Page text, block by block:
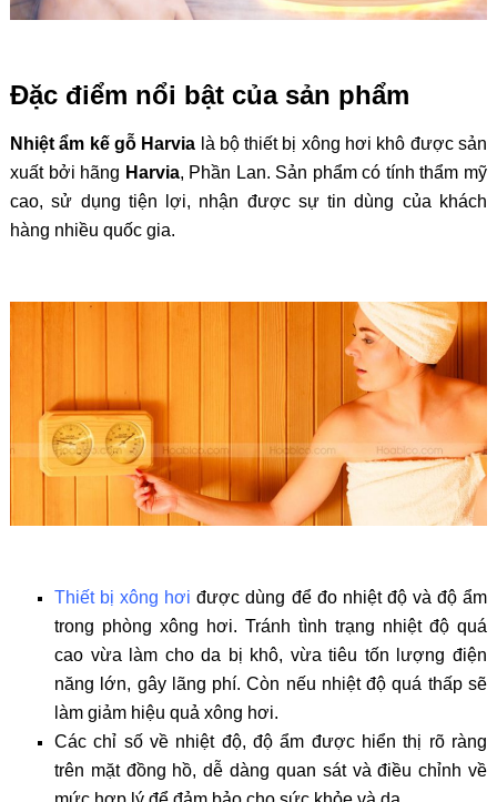
Đặc điểm nổi bật của sản phẩm
Nhiệt ẩm kế gỗ Harvia là bộ thiết bị xông hơi khô được sản
xuất bởi hãng Harvia, Phần Lan. Sản phẩm có tính thẩm mỹ
cao, sử dụng tiện lợi, nhận được sự tin dùng của khách
hàng nhiều quốc gia.
Thiết bị xông hơi được dùng để đo nhiệt độ và độ ẩm
trong phòng xông hơi. Tránh tình trạng nhiệt độ quá
cao vừa làm cho da bị khô, vừa tiêu tốn lượng điện
năng lớn, gây lãng phí. Còn nếu nhiệt độ quá thấp sẽ
làm giảm hiệu quả xông hơi.
Các chỉ số về nhiệt độ, độ ẩm được hiển thị rõ ràng
trên mặt đồng hồ, dễ dàng quan sát và điều chỉnh về